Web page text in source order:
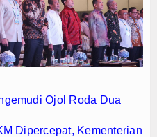
Ojol Roda Dua
Dipercepat, Kementerian